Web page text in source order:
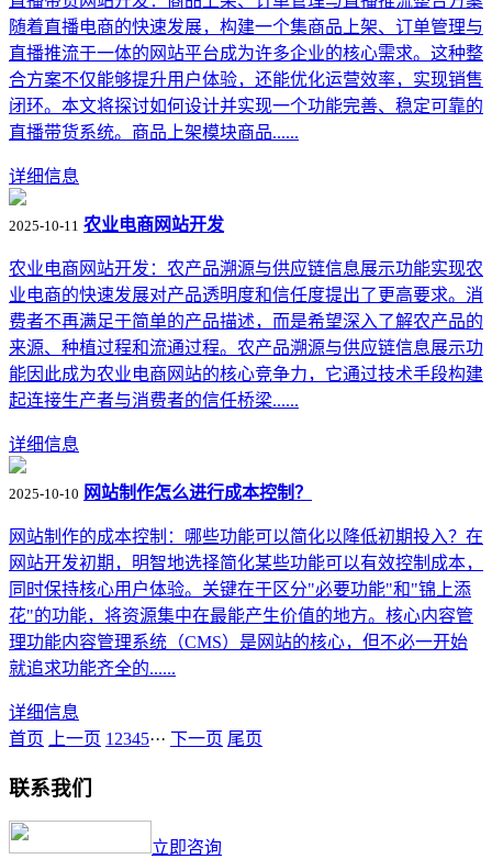
随着直播电商的快速发展，构建一个集商品上架、订单管理与
直播推流于一体的网站平台成为许多企业的核心需求。这种整
合方案不仅能够提升用户体验，还能优化运营效率，实现销售
闭环。本文将探讨如何设计并实现一个功能完善、稳定可靠的
直播带货系统。商品上架模块商品......
详细信息
2025-10-11 农业电商网站开发
农业电商网站开发：农产品溯源与供应链信息展示功能实现农
业电商的快速发展对产品透明度和信任度提出了更高要求。消
费者不再满足于简单的产品描述，而是希望深入了解农产品的
来源、种植过程和流通过程。农产品溯源与供应链信息展示功
能因此成为农业电商网站的核心竞争力，它通过技术手段构建
起连接生产者与消费者的信任桥梁......
详细信息
2025-10-10 网站制作怎么进行成本控制？
网站制作的成本控制：哪些功能可以简化以降低初期投入？在
网站开发初期，明智地选择简化某些功能可以有效控制成本，
同时保持核心用户体验。关键在于区分"必要功能"和"锦上添
花"的功能，将资源集中在最能产生价值的地方。核心内容管
理功能内容管理系统（CMS）是网站的核心，但不必一开始
就追求功能齐全的......
详细信息
首页
上一页 1 2345··· 下一页 尾页
联系我们
立即咨询